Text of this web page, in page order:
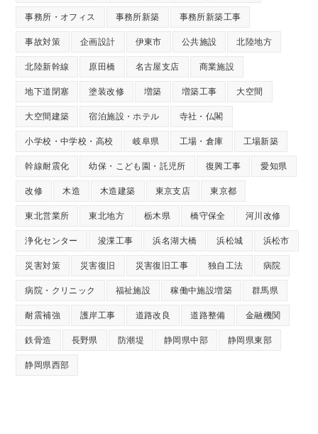
事務所・オフィス 事務所新築 事務所新築工事
事故対策 企画設計 伊東市 公共施設 北陸地方
北陸新幹線 原田橋 名古屋支店 商業施設
地下道閉塞 塗装改修 増築 増築工事 大空間
大空間建築 宿泊施設・ホテル 寺社・仏閣
小学校・中学校・高校 岐阜県 工場・倉庫 工場新築
幹線耐震化 幼保・こども園・託児所 復興工事 愛知県
改修 木造 木造建築 東京支店 東京都
東北営業所 東北地方 栃木県 橋守保全 河川改修
浄化センター 浚渫工事 浜名湖大橋 浜松城 浜松市
災害対策 災害復旧 災害復旧工事 独自工法 病院
病院・クリニック 福祉施設 稼働中施設増築 群馬県
耐震補強 護岸工事 道路改良 道路整備 金融機関
鉄骨造 長野県 防潮堤 静岡県中部 静岡県東部
静岡県西部